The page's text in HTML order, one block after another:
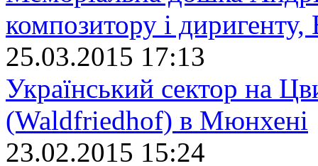
композитору і диригенту,
25.03.2015 17:13
Український сектор на
(Waldfriedhof) в Мюнхені
23.02.2015 15:24